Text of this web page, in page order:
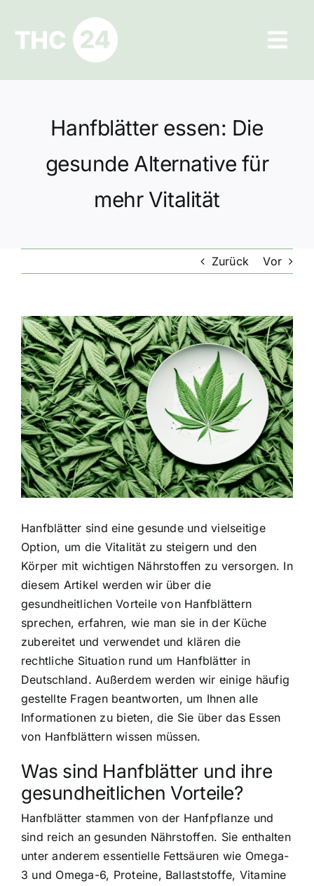
springen
Ratgeber
Hilfe und Kontakt
Datenschutz
Hanfblätter essen: Die
gesunde Alternative für
mehr Vitalität
Zurück Vor
Zeige
grösseres
Bild
Hanfblätter sind eine gesunde und vielseitige
Option, um die Vitalität zu steigern und den
Körper mit wichtigen Nährstoffen zu versorgen. In
diesem Artikel werden wir über die
gesundheitlichen Vorteile von Hanfblättern
sprechen, erfahren, wie man sie in der Küche
zubereitet und verwendet und klären die
rechtliche Situation rund um Hanfblätter in
Deutschland. Außerdem werden wir einige häufig
gestellte Fragen beantworten, um Ihnen alle
Informationen zu bieten, die Sie über das Essen
von Hanfblättern wissen müssen.
Was sind Hanfblätter und ihre
gesundheitlichen Vorteile?
Hanfblätter stammen von der Hanfpflanze und
sind reich an gesunden Nährstoffen. Sie enthalten
unter anderem essentielle Fettsäuren wie Omega-
3 und Omega-6, Proteine, Ballaststoffe, Vitamine